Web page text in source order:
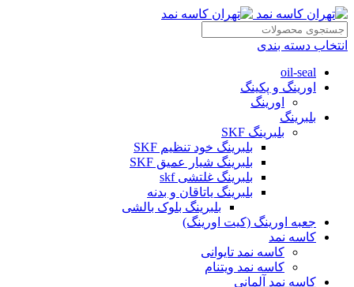
انتخاب دسته بندی
oil-seal
اورینگ و پکینگ
اورینگ
بلبرینگ
بلبرینگ SKF
بلبرینگ خود تنظیم SKF
بلبرینگ شیار عمیق SKF
بلبرینگ غلتشی skf
بلبرینگ یاتاقان و بدنه
بلبرینگ بلوک بالشی
جعبه اورینگ (کیت اورینگ)
کاسه نمد
کاسه نمد تایوانی
کاسه نمد ویتنام
کاسه نمد آلمانی